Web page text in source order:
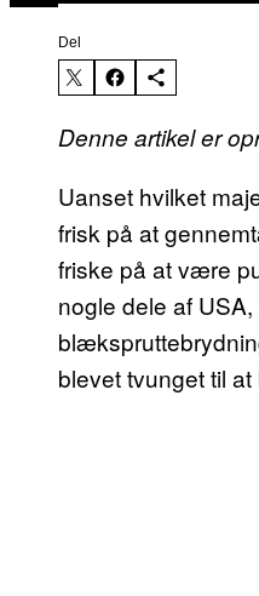
Del
Denne artikel er
Uanset hvilket
frisk på at
friske på at være
nogle dele af
blevet tvunget til